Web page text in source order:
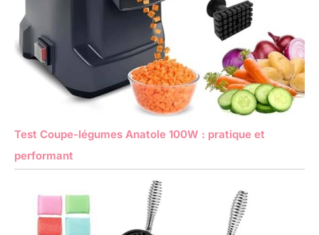
Test Coupe-légumes Anatole 100W : pratique et
performant